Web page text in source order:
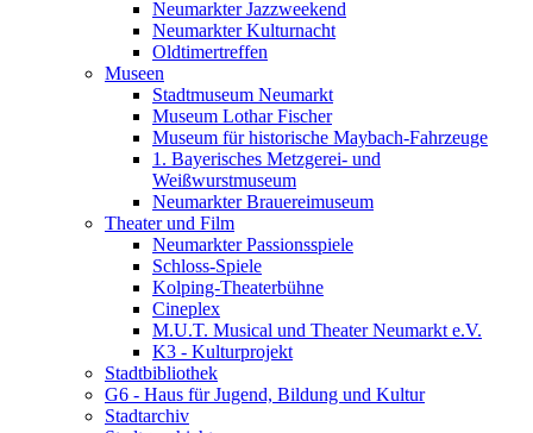
Neumarkter Jazzweekend
Neumarkter Kulturnacht
Oldtimertreffen
Museen
Stadtmuseum Neumarkt
Museum Lothar Fischer
Museum für historische Maybach-Fahrzeuge
1. Bayerisches Metzgerei- und
Weißwurstmuseum
Neumarkter Brauereimuseum
Theater und Film
Neumarkter Passionsspiele
Schloss-Spiele
Kolping-Theaterbühne
Cineplex
M.U.T. Musical und Theater Neumarkt e.V.
K3 - Kulturprojekt
Stadtbibliothek
G6 - Haus für Jugend, Bildung und Kultur
Stadtarchiv